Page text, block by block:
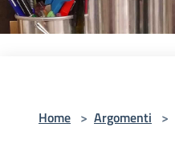
Home > Argomenti >